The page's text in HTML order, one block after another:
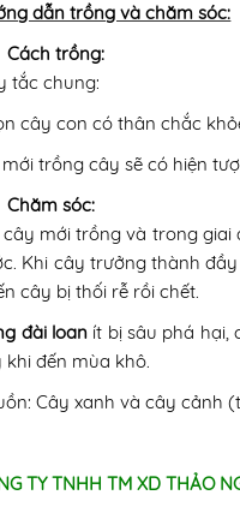
dẫn trồng và chăm sóc:
Cách trồng:
tắc chung:
cây con có thân chắc
mới trồng cây sẽ có hiện
Chăm sóc:
cây mới trồng và trong
Khi cây trưởng thành
cây bị thối rễ rồi chết.
đài loan ít bị sâu phá hại,
khi đến mùa khô.
Cây xanh và cây cảnh
TY TNHH TM XD THẢO